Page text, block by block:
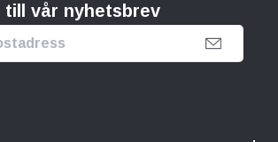
till vår nyhetsbrev